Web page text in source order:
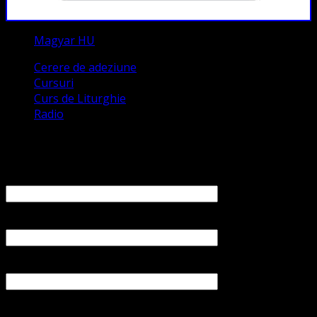
Magyar HU
Cerere de adeziune
Cursuri
Curs de Liturghie
Radio